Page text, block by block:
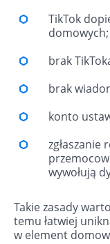
TikTok
domowych;
brak
brak
konto
zgłaszanie
wywołują
Takie zasady
temu łatwiej
w element